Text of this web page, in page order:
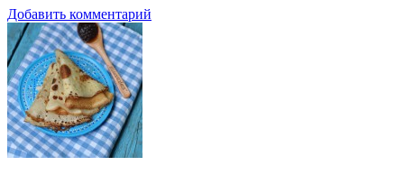
Добавить комментарий